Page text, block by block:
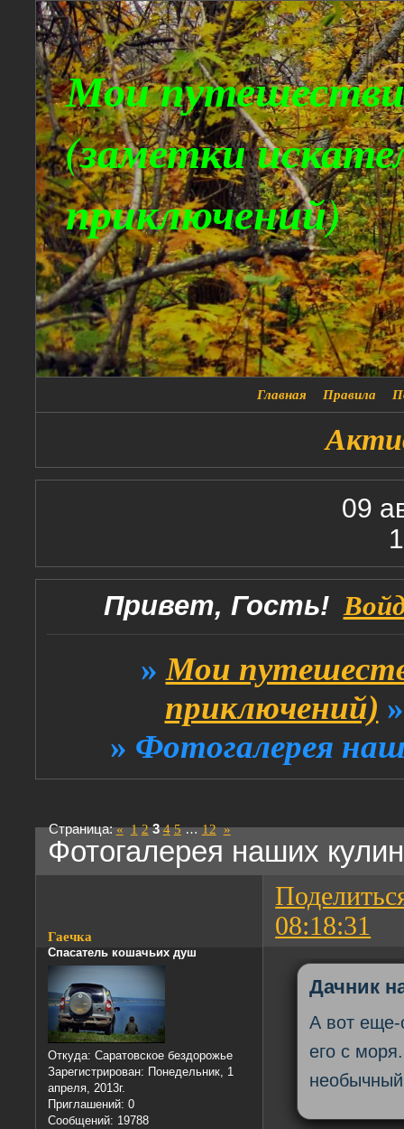
Мои
(заметки
приключений)
Главная Правила
09
Привет, Гость!
» Мои
приключений)
» Фотогалерея
Фотогалерея наших
Страница:« 1 2 3 4 5 … 12 »
08:18:31
Гаечка
Спасатель кошачьих душ
Откуда: Саратовское бездорожье
Зарегистрирован: Понедельник, 1
апреля, 2013г.
Приглашений: 0
Сообщений: 19788
Дачник
А вот
его с